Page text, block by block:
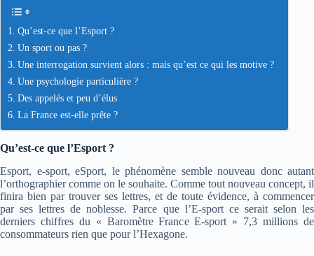
Qu’est-ce que l’Esport ?
Un sport ou pas ?
Une interrogation survient alors : mais qu’est ce qui les motive ?
Une psychologie particulière ?
Des appelés et peu d’élus
La France est-elle prête ?
Qu’est-ce que l’Esport ?
Esport, e-sport, eSport, le phénomène semble nouveau donc autant
l’orthographier comme on le souhaite. Comme tout nouveau concept, il
finira bien par trouver ses lettres, et de toute évidence, à commencer
par ses lettres de noblesse. Parce que l’E-sport ce serait selon les
derniers chiffres du « Baromètre France E-sport » 7,3 millions de
consommateurs rien que pour l’Hexagone.